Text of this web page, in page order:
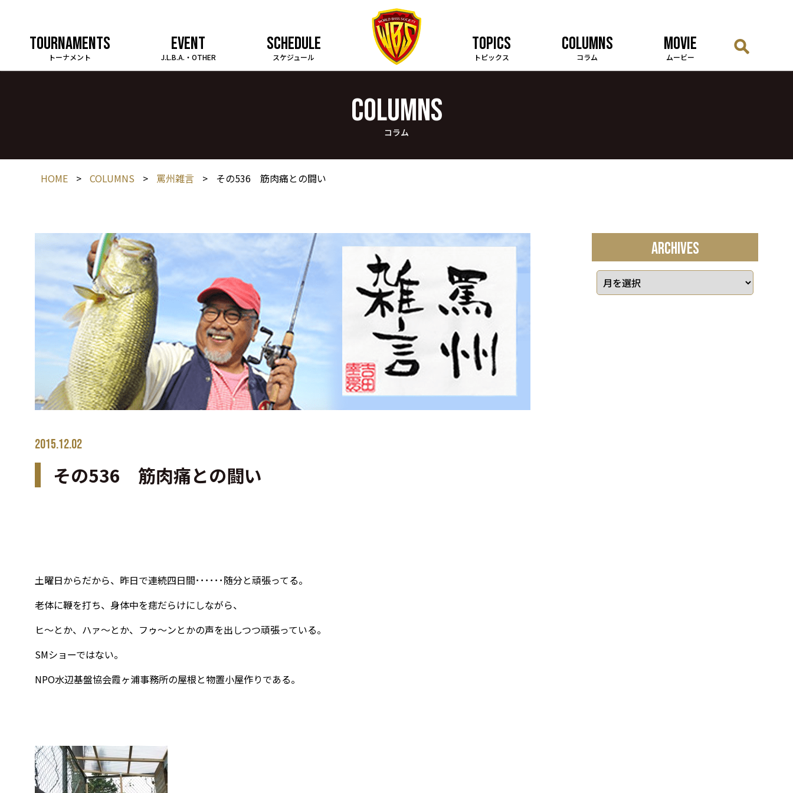
TOURNAMENTS
トーナメント
EVENT
J.L.B.A.・OTHER
SCHEDULE
スケジュール
TOPICS
トピックス
COLUMNS
コラム
MOVIE
ムービー
COLUMNS
コラム
HOME > COLUMNS > 罵州雑言 > その536 筋肉痛との闘い
2015.12.02
その536 筋肉痛との闘い
土曜日からだから、昨日で連続四日間･･････随分と頑張ってる。
老体に鞭を打ち、身体中を痣だらけにしながら、
ヒ～とか、ハァ～とか、フゥ～ンとかの声を出しつつ頑張っている。
SMショーではない。
NPO水辺基盤協会霞ヶ浦事務所の屋根と物置小屋作りである。
ARCHIVES